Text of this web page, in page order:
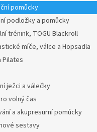
pomůcky
podložky a pomůcky
trénink, TOGU Blackroll
míče, válce a Hopsadla
Pilates
ježci a válečky
volný čas
a akupresurní pomůcky
sestavy